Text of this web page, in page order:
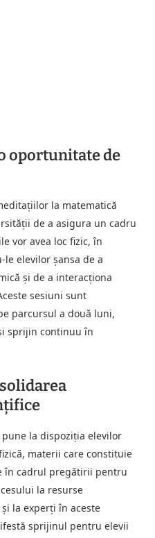
oportunitate de
la matematică
de a asigura un cadru
vor avea loc fizic, în
elevilor șansa de a
și de a interacționa
sesiuni sunt
parcursul a două luni,
sprijin continuu în
pune la dispoziția elevilor
materii care constituie
în cadrul pregătirii pentru
la resurse
la experți în aceste
sprijinul pentru elevii